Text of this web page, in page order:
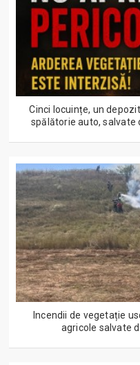
Cinci locuințe, un
spălătorie auto, salvate
Incendii de vegetație
agricole salvate